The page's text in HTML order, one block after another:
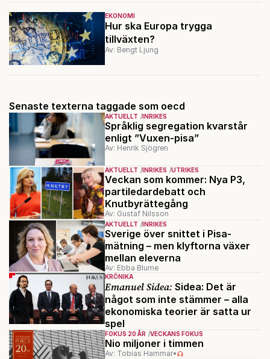
EKONOMI
Hur ska Europa trygga
tillväxten?
Av: Bengt Ljung
Senaste texterna taggade som oecd
AKTUELLT INRIKES
Språklig segregation kvarstår
enligt ”Vuxen-pisa”
Av: Henrik Sjögren
AKTUELLT INRIKES UTRIKES
Veckan som kommer: Nya P3,
partiledardebatt och
Knutbyrättegång
Av: Gustaf Nilsson
AKTUELLT INRIKES
Sverige över snittet i Pisa-
mätning – men klyftorna växer
mellan eleverna
Av: Ebba Blume
KRÖNIKA
Emanuel Sidea: Sidea: Det är
något som inte stämmer – alla
ekonomiska teorier är satta ur
spel
FOKUS 20 ÅR VECKANS FOKUS
Nio miljoner i timmen
Av: Tobias Hammar•